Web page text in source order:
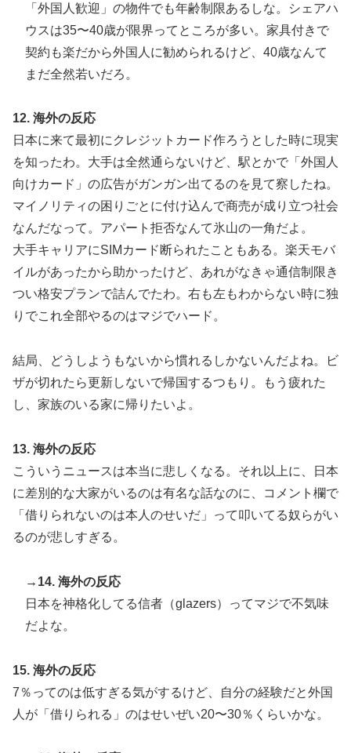
「外国人歓迎」の物件でも年齢制限あるしな。シェアハ
ウスは35〜40歳が限界ってところが多い。家具付きで
契約も楽だから外国人に勧められるけど、40歳なんて
まだ全然若いだろ。
12. 海外の反応
日本に来て最初にクレジットカード作ろうとした時に現実
を知ったわ。大手は全然通らないけど、駅とかで「外国人
向けカード」の広告がガンガン出てるのを見て察したね。
マイノリティの困りごとに付け込んで商売が成り立つ社会
なんだなって。アパート拒否なんて氷山の一角だよ。
大手キャリアにSIMカード断られたこともある。楽天モバ
イルがあったから助かったけど、あれがなきゃ通信制限き
つい格安プランで詰んでたわ。右も左もわからない時に独
りでこれ全部やるのはマジでハード。
結局、どうしようもないから慣れるしかないんだよね。ビ
ザが切れたら更新しないで帰国するつもり。もう疲れた
し、家族のいる家に帰りたいよ。
13. 海外の反応
こういうニュースは本当に悲しくなる。それ以上に、日本
に差別的な大家がいるのは有名な話なのに、コメント欄で
「借りられないのは本人のせいだ」って叩いてる奴らがい
るのが悲しすぎる。
→14. 海外の反応
日本を神格化してる信者（glazers）ってマジで不気味
だよな。
15. 海外の反応
7％ってのは低すぎる気がするけど、自分の経験だと外国
人が「借りられる」のはせいぜい20〜30％くらいかな。